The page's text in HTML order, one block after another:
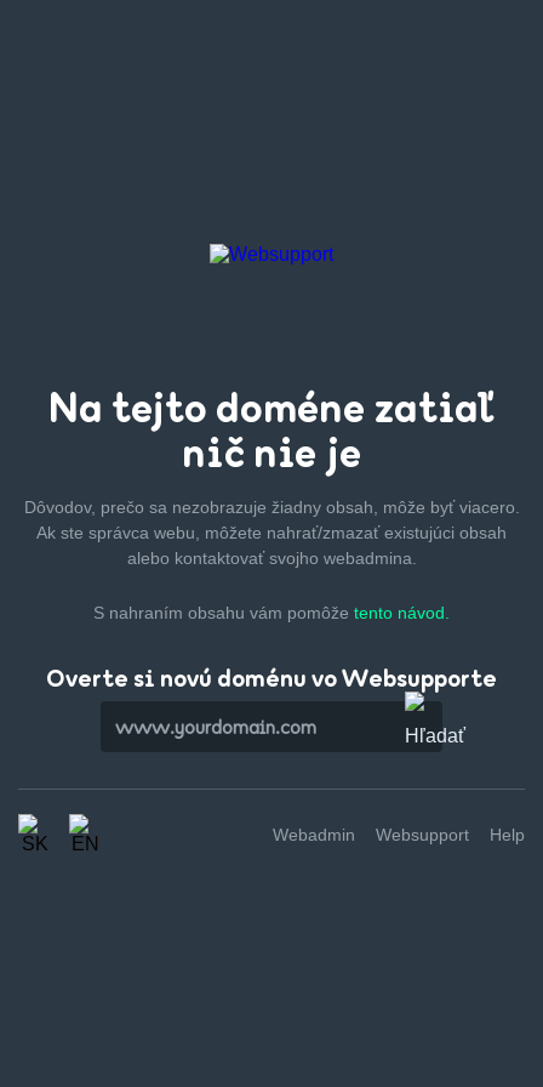
Na tejto doméne zatiaľ
nič nie je
Dôvodov, prečo sa nezobrazuje žiadny obsah, môže byťviacero.
Ak ste správca webu, môžete nahrať/zmazaťexistujúci obsah
alebo kontaktovať svojho webadmina.
S nahraním obsahu vám pomôže tento návod.
Overte si novú doménu vo Websupporte
Webadmin Websupport Help